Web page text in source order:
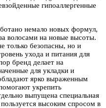
гипоаллергенные
немало новых формул,
волосами на новые высоты.
только безопасны, но и
ухода и питания для
бренд делает на
для укладки и
ярко выраженным
укрепить
выпущена специальная
высоким спросом в